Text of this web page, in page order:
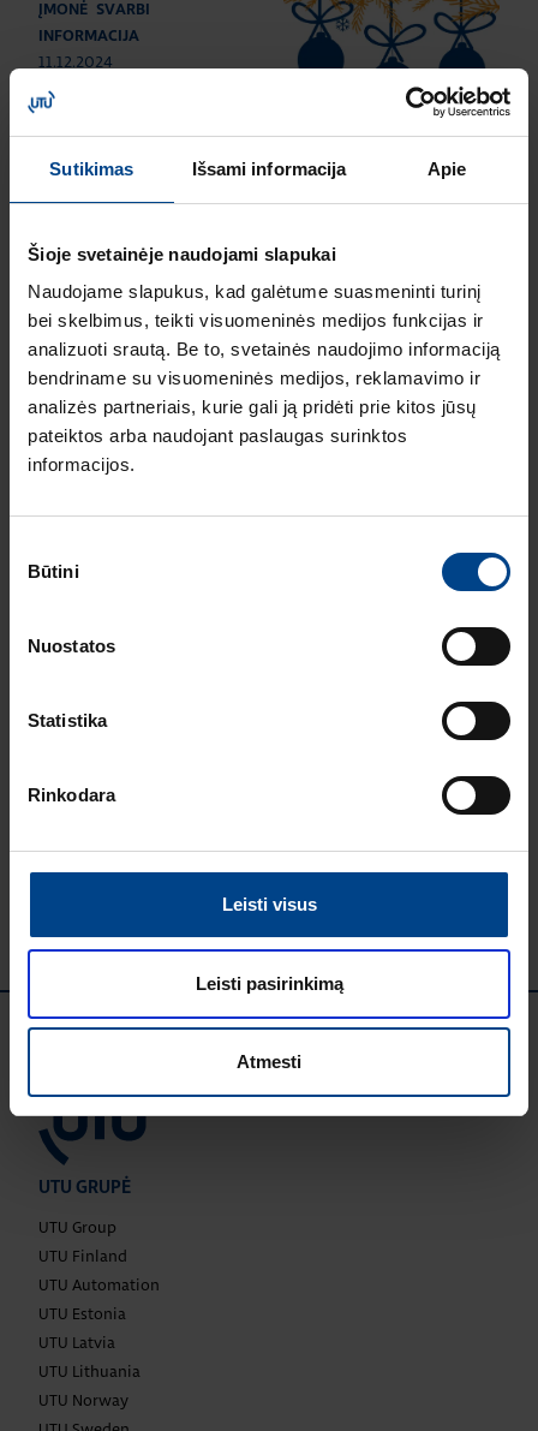
Sutikimas Išsami informacija Apie
Šioje svetainėje naudojami slapukai
Naudojame slapukus, kad galėtume suasmeninti turinį
bei skelbimus, teikti visuomeninės medijos funkcijas ir
analizuoti srautą. Be to, svetainės naudojimo informaciją
bendriname su visuomeninės medijos, reklamavimo ir
analizės partneriais, kurie gali ją pridėti prie kitos jūsų
pateiktos arba naudojant paslaugas surinktos
informacijos.
pasirinkimas
Būtini
Nuostatos
Statistika
Rinkodara
Leisti visus
Leisti pasirinkimą
Atmesti
ĮMONĖ
SVARBI
INFORMACIJA
11.12.2024
SKYDŲ SISTEMOS IR
KOMPONENTAI
SVARBI
Skaitymo laikas: 3 min
Srovės transformatorių
serija TAC010 įtraukta į
Lietuvos metrologijos
registrą
programinės įrangos
UTU GRUPĖ
UTU Group
UTU Finland
UTU Automation
UTU Estonia
UTU Latvia
UTU Lithuania
UTU Norway